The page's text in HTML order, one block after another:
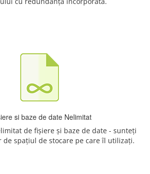
si baze de date Nelimitat
de fișiere și baze de date - sunteți
de spațiul de stocare pe care îl utilizați.